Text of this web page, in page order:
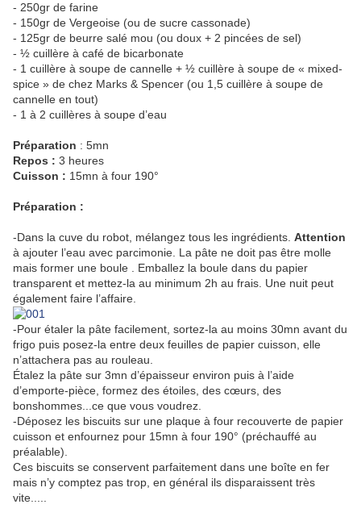
- 250gr de farine
- 150gr de Vergeoise (ou de sucre cassonade)
- 125gr de beurre salé mou (ou doux + 2 pincées de sel)
- ½ cuillère à café de bicarbonate
- 1 cuillère à soupe de cannelle + ½ cuillère à soupe de « mixed-
spice » de chez Marks & Spencer (ou 1,5 cuillère à soupe de
cannelle en tout)
- 1 à 2 cuillères à soupe d’eau
Préparation : 5mn
Repos : 3 heures
Cuisson : 15mn à four 190°
Préparation :
-Dans la cuve du robot, mélangez tous les ingrédients. Attention
à ajouter l’eau avec parcimonie. La pâte ne doit pas être molle
mais former une boule . Emballez la boule dans du papier
transparent et mettez-la au minimum 2h au frais. Une nuit peut
également faire l’affaire.
-Pour étaler la pâte facilement, sortez-la au moins 30mn avant du
frigo puis posez-la entre deux feuilles de papier cuisson, elle
n’attachera pas au rouleau.
Étalez la pâte sur 3mn d’épaisseur environ puis à l’aide
d’emporte-pièce, formez des étoiles, des cœurs, des
bonshommes...ce que vous voudrez.
-Déposez les biscuits sur une plaque à four recouverte de papier
cuisson et enfournez pour 15mn à four 190° (préchauffé au
préalable).
Ces biscuits se conservent parfaitement dans une boîte en fer
mais n’y comptez pas trop, en général ils disparaissent très
vite.....